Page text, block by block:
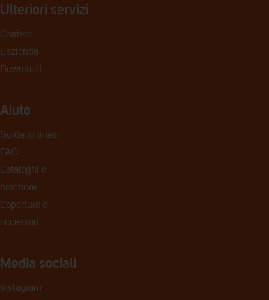
Ulteriori servizi
Carriera
L'azienda
Download
Aiuto
Guida in linea
FAQ
Cataloghi e
brochure
Coperture e
accessori
Media sociali
Instagram